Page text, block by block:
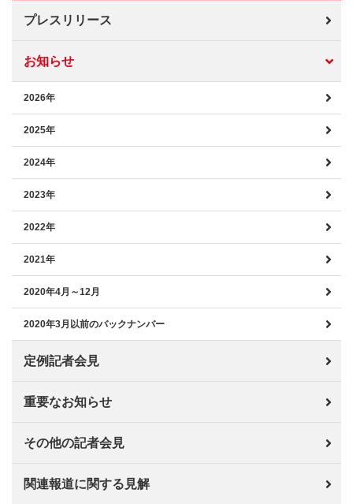
プレスリリース
お知らせ
2026年
2025年
2024年
2023年
2022年
2021年
2020年4月～12月
2020年3月以前のバックナンバー
定例記者会見
重要なお知らせ
その他の記者会見
関連報道に関する見解